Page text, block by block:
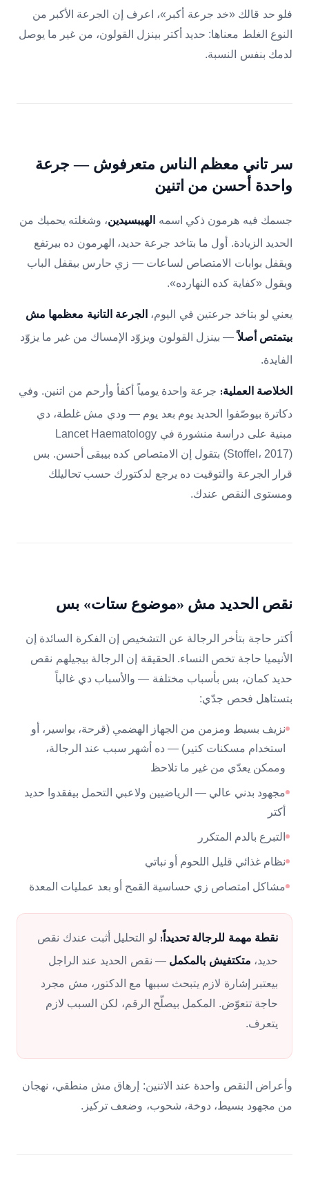
فلو حد قالك «خد جرعة أكبر»، اعرف إن الجرعة الأكبر من
النوع الغلط معناها: حديد أكتر بينزل القولون، من غير ما يوصل
لدمك بنفس النسبة.
سر تاني معظم الناس متعرفوش — جرعة
واحدة أحسن من اتنين
جسمك فيه هرمون ذكي اسمه الهيبسيدين، وشغلته يحميك من
الحديد الزيادة. أول ما بتاخد جرعة حديد، الهرمون ده بيرتفع
ويقفل بوابات الامتصاص لساعات — زي حارس بيقفل الباب
ويقول «كفاية كده النهارده».
يعني لو بتاخد جرعتين في اليوم، الجرعة التانية معظمها مش
بيتمتص أصلاً— بينزل القولون ويزوّد الإمساك من غير ما يزوّد
الفايدة.
الخلاصة العملية: جرعة واحدة يومياً أكفأ وأرحم من اتنين. وفي
دكاترة بيوصّفوا الحديد يوم بعد يوم — ودي مش غلطة، دي
مبنية على دراسة منشورة في Lancet Haematology
(Stoffel، 2017) بتقول إن الامتصاص كده بيبقى أحسن. بس
قرار الجرعة والتوقيت ده يرجع لدكتورك حسب تحاليلك
ومستوى النقص عندك.
نقص الحديد مش «موضوع ستات» بس
أكتر حاجة بتأخر الرجالة عن التشخيص إن الفكرة السائدة إن
الأنيميا حاجة تخص النساء. الحقيقة إن الرجالة بيجيلهم نقص
حديد كمان، بس بأسباب مختلفة — والأسباب دي غالباً
بتستاهل فحص جدّي:
نزيف بسيط ومزمن من الجهاز الهضمي (قرحة، بواسير، أو
استخدام مسكنات كتير) — ده أشهر سبب عند الرجالة،
وممكن يعدّي من غير ما تلاحظ
مجهود بدني عالي — الرياضيين ولاعبي التحمل بيفقدوا حديد
أكتر
التبرع بالدم المتكرر
نظام غذائي قليل اللحوم أو نباتي
مشاكل امتصاص زي حساسية القمح أو بعد عمليات المعدة
نقطة مهمة للرجالة تحديداً: لو التحليل أثبت عندك نقص
حديد، متكتفيش بالمكمل — نقص الحديد عند الراجل
بيعتبر إشارة لازم يتبحث سببها مع الدكتور، مش مجرد
حاجة تتعوّض. المكمل بيصلّح الرقم، لكن السبب لازم
يتعرف.
وأعراض النقص واحدة عند الاتنين: إرهاق مش منطقي، نهجان
من مجهود بسيط، دوخة، شحوب، وضعف تركيز.